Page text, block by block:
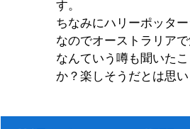
す。
ちなみにハリーポッタ
なのでオーストラリア
なんていう噂も聞いた
か？楽しそうだとは思